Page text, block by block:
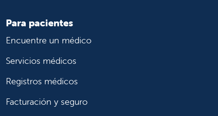
Para pacientes
Encuentre un médico
Servicios médicos
Registros médicos
Facturación y seguro